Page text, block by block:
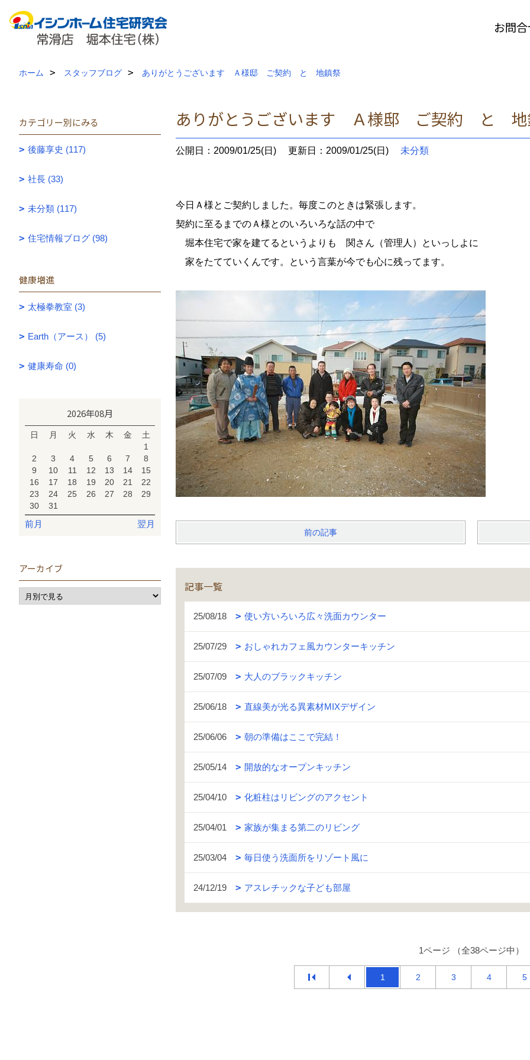
お問
ホーム スタッフブログ ありがとうございます Ａ様邸 ご契約 と 地鎮祭
ありがとうございます Ａ様邸 ご契約 と
公開日：2009/01/25(日) 更新日：2009/01/25(日) 未分類
今日Ａ様とご契約しました。毎度このときは緊張します。
契約に至るまでのＡ様とのいろいろな話の中で
堀本住宅で家を建てるというよりも 関さん（管理人）といっしよに
家をたてていくんです。という言葉が今でも心に残ってます。
前の記事
記事一覧
25/08/18 使い方いろいろ広々洗面カウンター
25/07/29 おしゃれカフェ風カウンターキッチン
25/07/09 大人のブラックキッチン
25/06/18 直線美が光る異素材MIXデザイン
25/06/06 朝の準備はここで完結！
25/05/14 開放的なオープンキッチン
25/04/10 化粧柱はリビングのアクセント
25/04/01 家族が集まる第二のリビング
25/03/04 毎日使う洗面所をリゾート風に
24/12/19 アスレチックな子ども部屋
1ページ （全38ページ中）
1 2 3 4 5
カテゴリー別にみる
後藤享史 (117)
社長 (33)
未分類 (117)
住宅情報ブログ (98)
健康増進
太極拳教室 (3)
Earth（アース） (5)
健康寿命 (0)
2026年08月
日 月 火 水 木 金
土
1
2
3 4 5 6 7
8
9
10 11 12 13 14
15
16
17 18 19 20 21
22
23
24 25 26 27 28
29
30
31
前月 翌月
アーカイブ